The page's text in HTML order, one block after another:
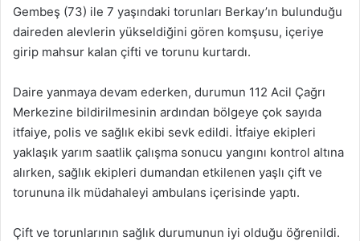
Gembeş (73) ile 7 yaşındaki torunları Berkay’ın bulunduğu
daireden alevlerin yükseldiğini gören komşusu, içeriye
girip mahsur kalan çifti ve torunu kurtardı.
Daire yanmaya devam ederken, durumun 112 Acil Çağrı
Merkezine bildirilmesinin ardından bölgeye çok sayıda
itfaiye, polis ve sağlık ekibi sevk edildi. İtfaiye ekipleri
yaklaşık yarım saatlik çalışma sonucu yangını kontrol altına
alırken, sağlık ekipleri dumandan etkilenen yaşlı çift ve
torununa ilk müdahaleyi ambulans içerisinde yaptı.
Çift ve torunlarının sağlık durumunun iyi olduğu öğrenildi.